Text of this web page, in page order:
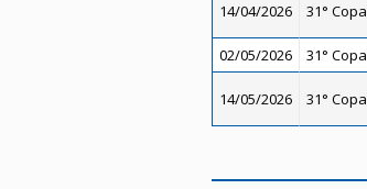
14/04/2026 31°
02/05/2026 31°
14/05/2026 31°